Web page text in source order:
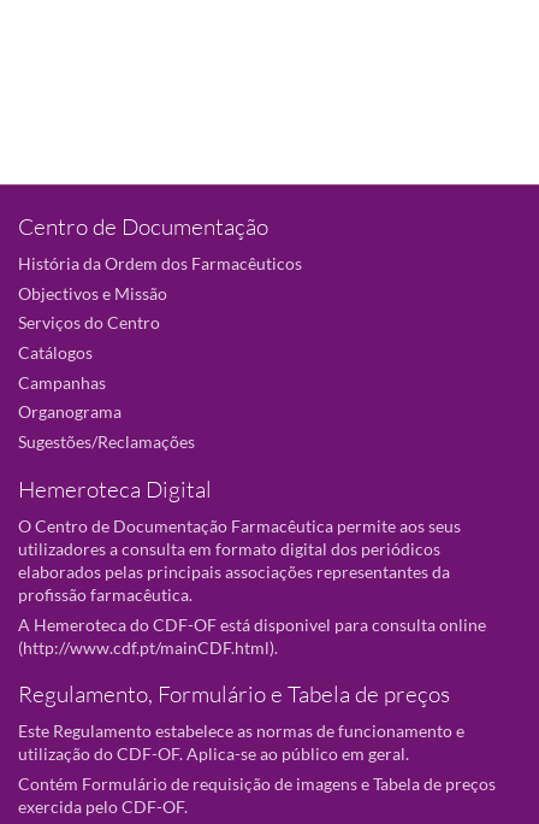
Centro de Documentação
História da Ordem dos Farmacêuticos
Objectivos e Missão
Serviços do Centro
Catálogos
Campanhas
Organograma
Sugestões/Reclamações
Hemeroteca Digital
O Centro de Documentação Farmacêutica permite aos seus
utilizadores a consulta em formato digital dos periódicos
elaborados pelas principais associações representantes da
profissão farmacêutica.
A Hemeroteca do CDF-OF está disponivel para consulta online
(http://www.cdf.pt/mainCDF.html).
Regulamento, Formulário e Tabela de preços
Este Regulamento estabelece as normas de funcionamento e
utilização do CDF-OF. Aplica-se ao público em geral.
Contém Formulário de requisição de imagens e Tabela de preços
exercida pelo CDF-OF.